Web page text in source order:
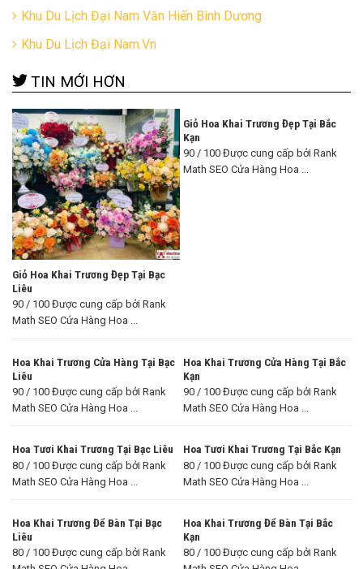
Khu Du Lịch Đại Nam Văn Hiến Bình Dương
Khu Du Lịch Đại Nam.Vn
TIN MỚI HƠN
Giỏ Hoa Khai Trương Đẹp Tại Bạc
Liêu
90 / 100 Được cung cấp bởi Rank
Math SEO Cửa Hàng Hoa ...
Giỏ Hoa Khai Trương Đẹp Tại Bắc
Kạn
90 / 100 Được cung cấp bởi Rank
Math SEO Cửa Hàng Hoa ...
Hoa Khai Trương Cửa Hàng Tại Bạc
Liêu
90 / 100 Được cung cấp bởi Rank
Math SEO Cửa Hàng Hoa ...
Hoa Khai Trương Cửa Hàng Tại Bắc
Kạn
90 / 100 Được cung cấp bởi Rank
Math SEO Cửa Hàng Hoa ...
Hoa Tươi Khai Trương Tại Bạc Liêu
80 / 100 Được cung cấp bởi Rank
Math SEO Cửa Hàng Hoa ...
Hoa Tươi Khai Trương Tại Bắc Kạn
80 / 100 Được cung cấp bởi Rank
Math SEO Cửa Hàng Hoa ...
Hoa Khai Trương Để Bàn Tại Bạc
Liêu
80 / 100 Được cung cấp bởi Rank
Hoa Khai Trương Để Bàn Tại Bắc
Kạn
80 / 100 Được cung cấp bởi Rank